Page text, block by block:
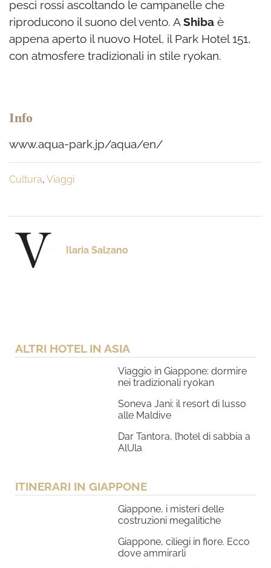
pesci rossi ascoltando le campanelle che
riproducono il suono del vento. AShiba è
appena aperto il nuovo Hotel, il Park Hotel 151,
con atmosfere tradizionali in stile ryokan.
Info
www.aqua-park.jp/aqua/en/
Cultura, Viaggi
Ilaria Salzano
ALTRI HOTEL IN ASIA
Viaggio in Giappone: dormire
nei tradizionali ryokan
Soneva Jani: il resort di lusso
alle Maldive
Dar Tantora, l’hotel di sabbia a
AlUla
ITINERARI IN GIAPPONE
Giappone, i misteri delle
costruzioni megalitiche
Giappone, ciliegi in fiore. Ecco
dove ammirarli